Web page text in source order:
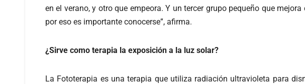
en el verano, y otro que empeora. Y un tercer grupo pequeño que
por eso es importante conocerse”, afirma.
¿Sirve como terapia la exposición a la luz solar?
La Fototerapia es una terapia que utiliza radiación ultravioleta para